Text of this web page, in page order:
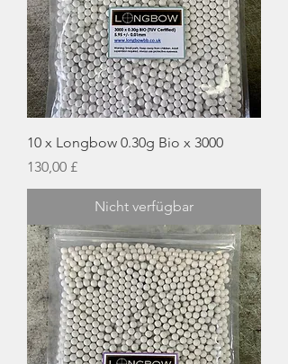
10 x Longbow 0.30g Bio x 3000
Preis
130,00 £
Nicht verfügbar